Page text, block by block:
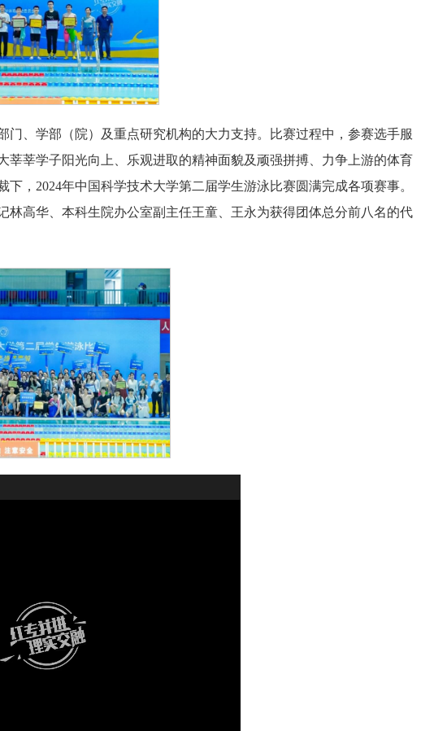
、学部（院）及重点研究机构的大力支持。比赛过程中，参赛选手服
莘学子阳光向上、乐观进取的精神面貌及顽强拼搏、力争上游的体育
，2024年中国科学技术大学第二届学生游泳比赛圆满完成各项赛事。
高华、本科生院办公室副主任王童、王永为获得团体总分前八名的代